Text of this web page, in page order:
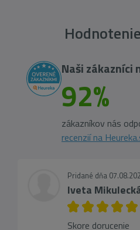
Hodnotenie
Naši zákazníci
92%
zákazníkov nás
recenzií na
Pridané dňa
Iveta
Skore dorucenie